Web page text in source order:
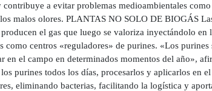
a evitar problemas medioambientales
malos olores. PLANTAS NO SOLO DE BIOGÁS
el gas que luego se valoriza inyectándolo
como centros «reguladores» de purines. «Los
en el campo en determinados momentos del año»,
purines todos los días, procesarlos y aplicarlos en
eliminando bacterias, facilitando la logística y